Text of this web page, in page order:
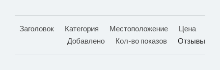
Заголовок Категория Местоположение
Цена
Добавлено
Кол-во показов Отзывы